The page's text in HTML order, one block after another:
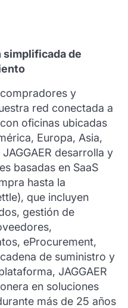
simplificada de
y
red conectada a
oficinas ubicadas
Europa, Asia,
desarrolla y
basadas en SaaS
hasta la
que incluyen
gestión de
eProcurement,
de suministro y
JAGGAER
en soluciones
más de 25 años